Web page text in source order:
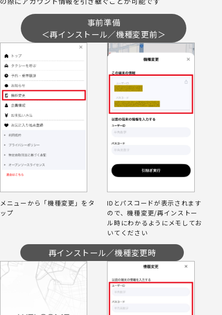
事前準備
＜再インストール／機種変更前＞
メニューから「機種変更」をタ
ップ
IDとパスコードが表示されます
ので、機種変更/再インストー
ル時にわかるようにメモしてお
いてください
再インストール／機種変更時